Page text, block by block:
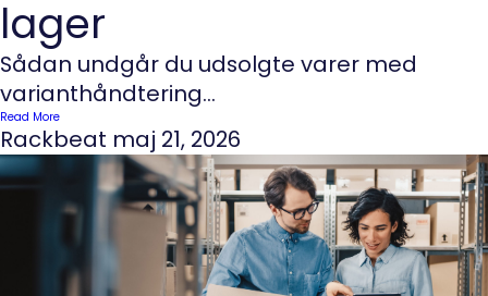
lager
Sådan undgår du udsolgte varer med
varianthåndtering...
Read More
Rackbeat maj 21, 2026